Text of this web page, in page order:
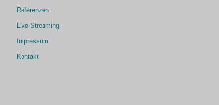
Referenzen
Live-Streaming
Impressum
Kontakt